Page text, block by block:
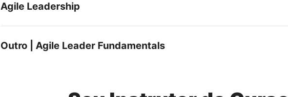
Agile Leadership
Outro | Agile Leader Fundamentals